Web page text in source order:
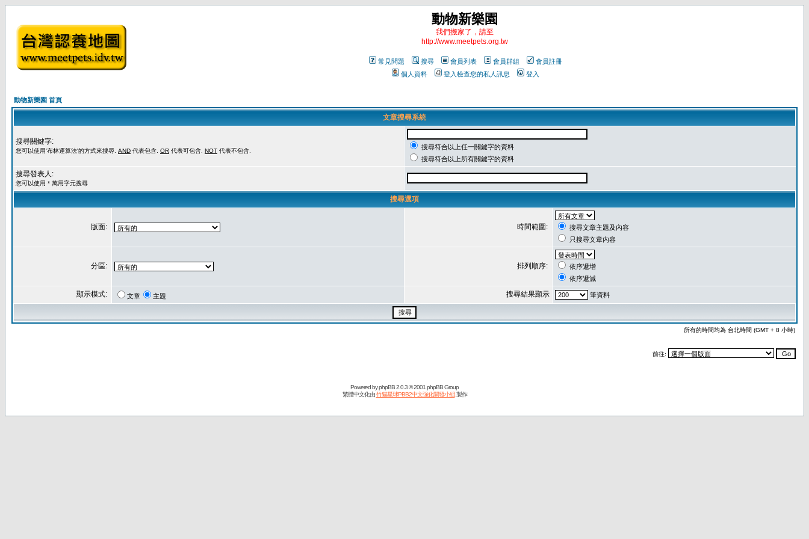
動物新樂園
我們搬家了，請至
http://www.meetpets.org.tw
常見問題 搜尋 會員列表 會員群組
會員註冊
個人資料
登入檢查您的私人訊息 登入
動物新樂園 首頁
文章搜尋系統
搜尋關鍵字:
您可以使用'布林運算法'的方式來搜尋. AND 代表包含. OR 代表可包含. NOT 代表不包含.
搜尋符合以上任一關鍵字的資料
搜尋符合以上所有關鍵字的資料
搜尋發表人:
您可以使用 * 萬用字元搜尋
搜尋選項
版面: 時間範圍:
搜尋文章主題及內容
只搜尋文章內容
分區: 排列順序:
依序遞增
依序遞減
顯示模式: 文章 主題 搜尋結果顯示 筆資料
所有的時間均為 台北時間 (GMT + 8 小時)
前往:
Powered byphpBB2.0.3 © 2001 phpBB Group
繁體中文化由竹貓星球PBB2中文強化開發小組製作